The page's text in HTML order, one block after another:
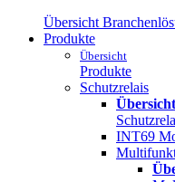
Übersicht
Produkte
Übersicht
Produkte
Schutzrelais
Übersicht
INT69